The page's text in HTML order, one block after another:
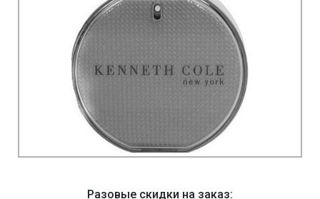
Разовые скидки на заказ: